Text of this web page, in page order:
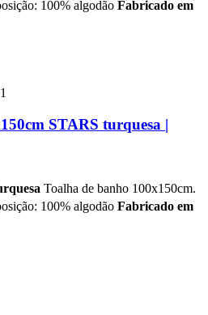
100% algodão Fabricado em
STARS turquesa |
Toalha de banho 100x150cm.
100% algodão Fabricado em